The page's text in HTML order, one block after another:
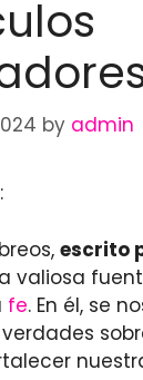
by admin
escrito
valiosa
fe. En él, se